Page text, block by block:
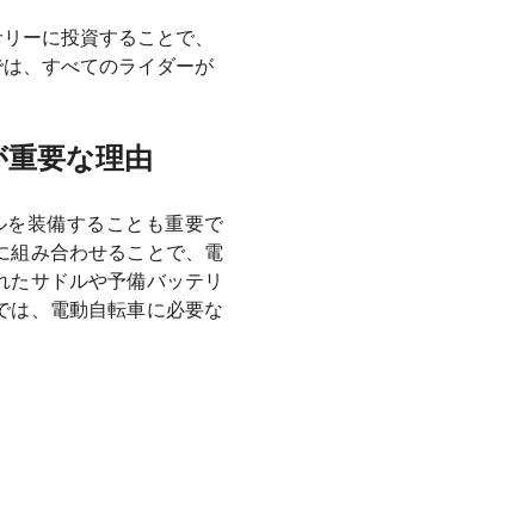
ーに投資することで、
、すべてのライダーが
要な理由
を装備することも重要で
組み合わせることで、電
サドルや予備バッテリ
は、電動自転車に必要な